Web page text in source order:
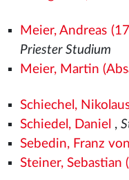
Meier, Andreas
Priester Studium
Meier, Martin
Schiechel,
Schiedel, Daniel ,
Sebedin, Franz
Steiner, Sebastian